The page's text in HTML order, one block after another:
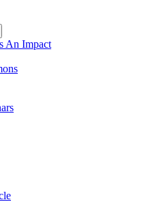
An Impact